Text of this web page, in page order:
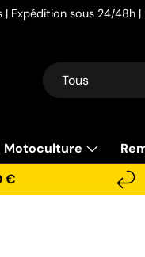
Expédition sous 24/48h |
Recherche
Type de produit
Tous
Motoculture
€